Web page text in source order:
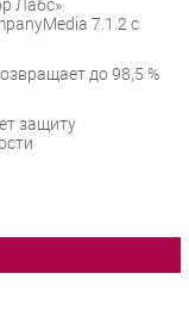
Лабс»
7.1.2 с
до 98,5 %
защиту